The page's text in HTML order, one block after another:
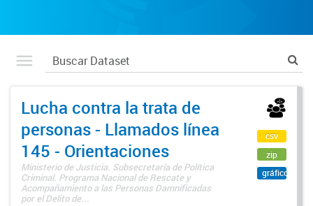
Lucha contra la trata de
personas - Llamados línea
145 - Orientaciones
Ministerio de Justicia. Subsecretaría de Política
Criminal. Programa Nacional de Rescate y
Acompañamiento a las Personas Damnificadas
por el Delito de...
csv
zip
gráfico